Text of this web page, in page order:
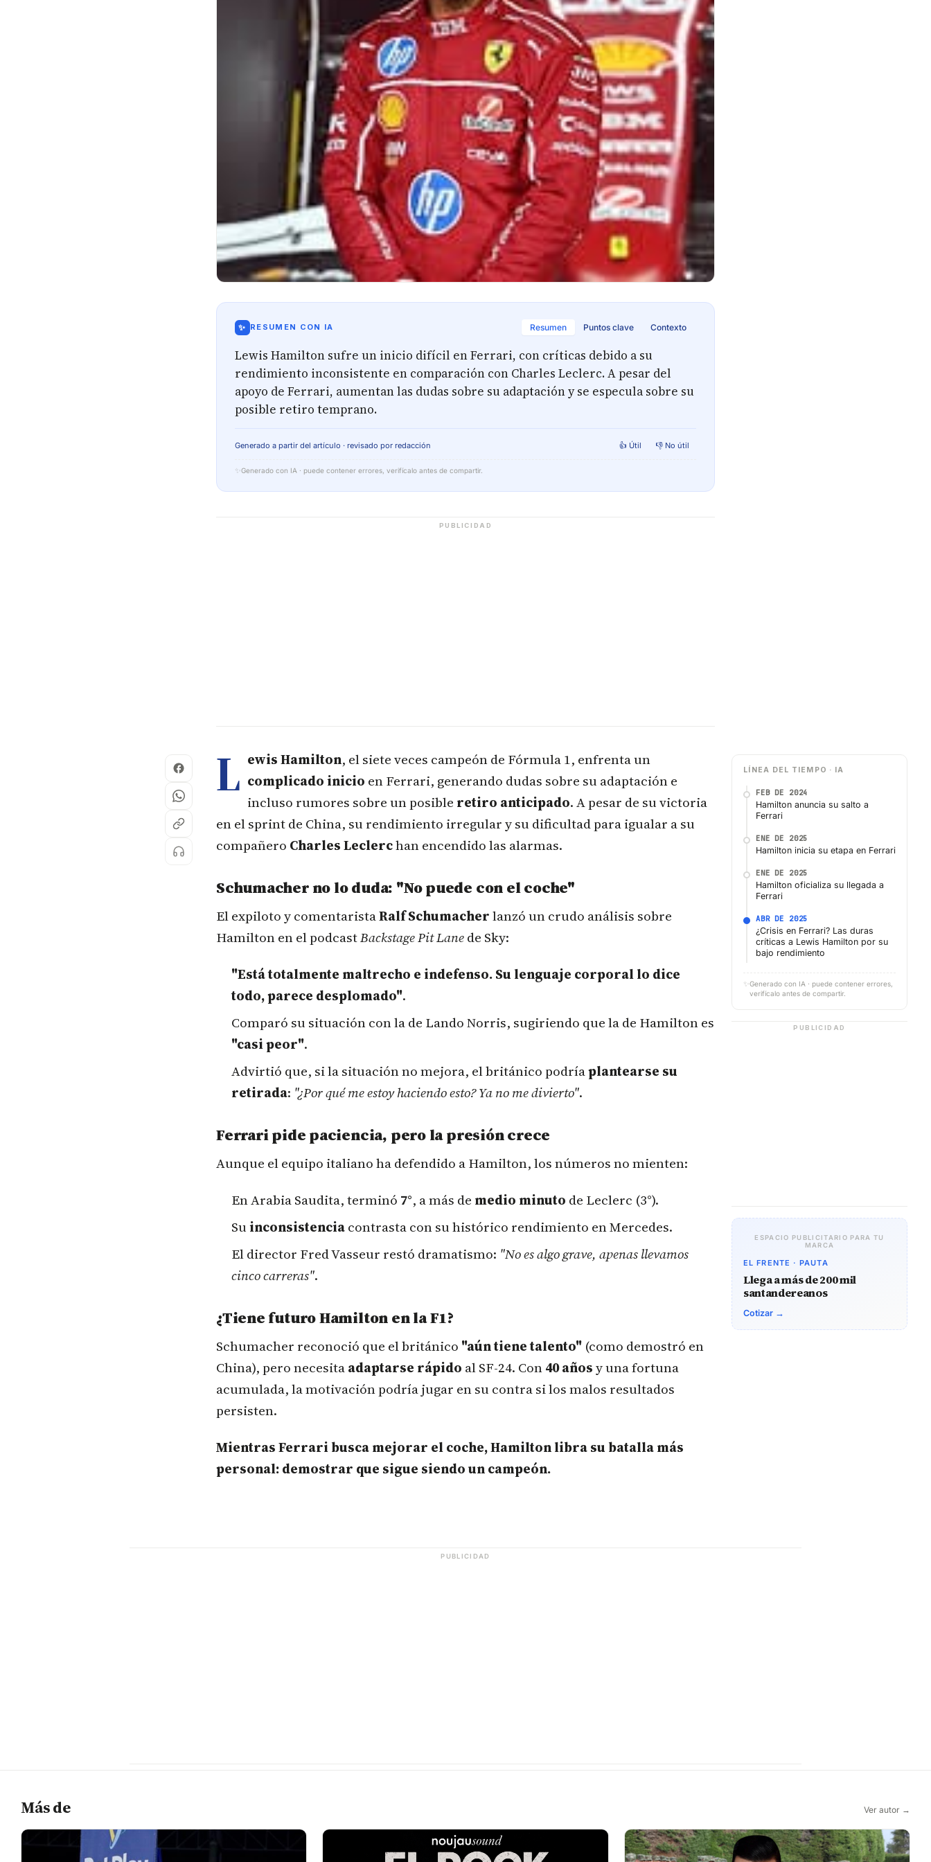
✨ RESUMEN CON IA Resumen Puntos clave Contexto
Lewis Hamilton sufre un inicio difícil en Ferrari, con críticas debido a su
rendimiento inconsistente en comparación con Charles Leclerc. A pesar del
apoyo de Ferrari, aumentan las dudas sobre su adaptación y se especula sobre su
posible retiro temprano.
Generado a partir del artículo · revisado por redacción 👍 Útil 👎 No útil
✨ Generado con IA · puede contener errores, verifícalo antes de compartir.
PUBLICIDAD
L ewis Hamilton, el siete veces campeón de Fórmula 1, enfrenta un
complicado inicio en Ferrari, generando dudas sobre su adaptación e
incluso rumores sobre un posible retiro anticipado. A pesar de su victoria
en el sprint de China, su rendimiento irregular y su dificultad para igualar a su
compañero Charles Leclerchan encendido las alarmas.
Schumacher no lo duda: "No puede con el coche"
El expiloto y comentaristaRalf Schumacherlanzó un crudo análisis sobre
Hamilton en el podcastBackstage Pit Lanede Sky:
"Está totalmente maltrecho e indefenso. Su lenguaje corporal lo dice
todo, parece desplomado".
Comparó su situación con la de Lando Norris, sugiriendo que la de Hamilton es
"casi peor".
Advirtió que, si la situación no mejora, el británico podríaplantearse su
retirada: "¿Por qué me estoy haciendo esto? Ya no me divierto".
Ferrari pide paciencia, pero la presión crece
Aunque el equipo italiano ha defendido a Hamilton, los números no mienten:
En Arabia Saudita, terminó 7°, a más de medio minuto de Leclerc (3°).
Suinconsistenciacontrasta con su histórico rendimiento en Mercedes.
El director Fred Vasseur restó dramatismo: "No es algo grave, apenas llevamos
cinco carreras".
¿Tiene futuro Hamilton en la F1?
Schumacher reconoció que el británico "aún tiene talento" (como demostró en
China), pero necesitaadaptarse rápido al SF-24. Con40 añosy una fortuna
acumulada, la motivación podría jugar en su contra si los malos resultados
persisten.
Mientras Ferrari busca mejorar el coche, Hamilton libra su batalla más
personal: demostrar que sigue siendo un campeón.
LÍNEA DEL TIEMPO · IA
FEB DE 2024
Hamilton anuncia su salto a
Ferrari
ENE DE 2025
Hamilton inicia su etapa en Ferrari
ENE DE 2025
Hamilton oficializa su llegada a
Ferrari
ABR DE 2025
¿Crisis en Ferrari? Las duras
críticas a Lewis Hamilton por su
bajo rendimiento
✨ Generado con IA · puede contener errores,
verifícalo antes de compartir.
PUBLICIDAD
ESPACIO PUBLICITARIO PARA TU
MARCA
EL FRENTE · PAUTA
Llega a más de 200 mil
santandereanos
Cotizar →
PUBLICIDAD
Más de Ver autor →